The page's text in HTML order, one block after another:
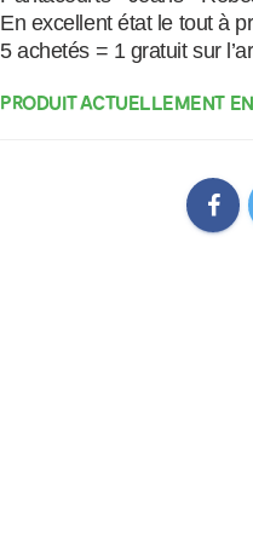
En excellent état le tout à
PRODUIT ACTUELLEMENT